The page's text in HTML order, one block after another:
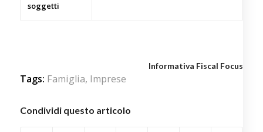
soggetti
Informativa Fiscal Focus
Tags: Famiglia, Imprese
Condividi questo articolo